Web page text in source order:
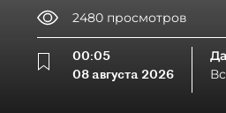
2480 просмотров
00:05
08 августа 2026